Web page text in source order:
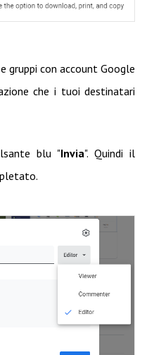
gruppi con account Google
che i tuoi destinatari
blu "Invia". Quindi il